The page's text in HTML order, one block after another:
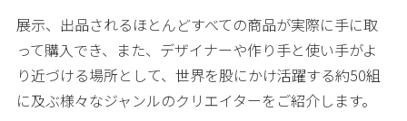
展示、出品されるほとんどすべての商品が実際に手に取
って購入でき、また、デザイナーや作り手と使い手がよ
り近づける場所として、世界を股にかけ活躍する約50組
に及ぶ様々なジャンルのクリエイターをご紹介します。